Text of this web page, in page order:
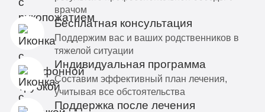
врачом
Бесплатная консультация
Поддержим вас и ваших родственников в
тяжелой ситуации
Индивидуальная программа
Составим эффективный план лечения,
учитывая все обстоятельства
Поддержка после лечения